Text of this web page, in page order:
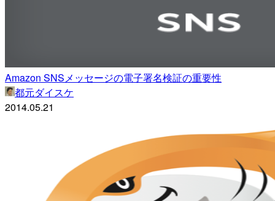
Amazon SNSメッセージの電子署名検証の重要性
都元ダイスケ
2014.05.21